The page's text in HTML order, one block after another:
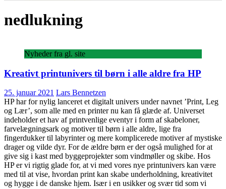
nedlukning
Nyheder fra gl. site
Kreativt printunivers til børn i alle aldre fra HP
25. januar 2021 Lars Bennetzen
HP har for nylig lanceret et digitalt univers under navnet ’Print, Leg
og Lær’, som alle med en printer nu kan få glæde af. Universet
indeholder et hav af printvenlige eventyr i form af skabeloner,
farvelægningsark og motiver til børn i alle aldre, lige fra
fingerdukker til labyrinter og mere komplicerede motiver af mystiske
drager og vilde dyr. For de ældre børn er der også mulighed for at
give sig i kast med byggeprojekter som vindmøller og skibe. Hos
HP er vi rigtig glade for, at vi med vores nye printunivers kan være
med til at vise, hvordan print kan skabe underholdning, kreativitet
og hygge i de danske hjem. Især i en usikker og svær tid som vi